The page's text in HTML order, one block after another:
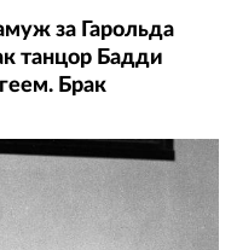
за Гарольда
танцор Бадди
Брак